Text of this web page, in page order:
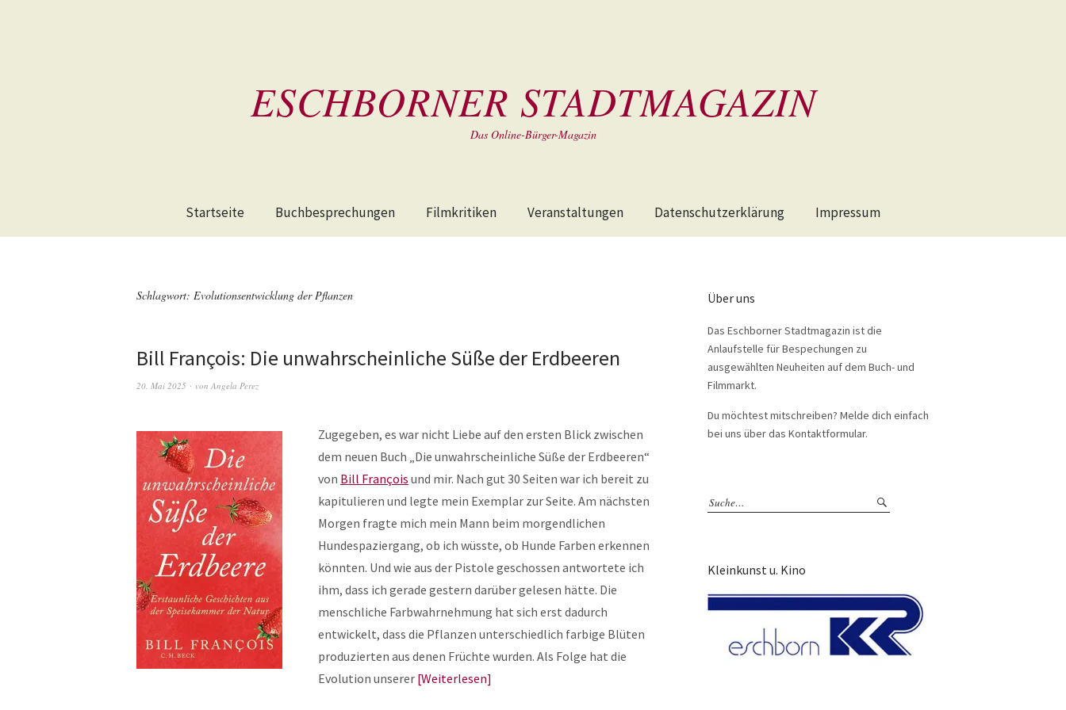
ESCHBORNER STADTMAGAZIN
Das Online-Bürger-Magazin
Startseite Buchbesprechungen Filmkritiken Veranstaltungen Datenschutzerklärung Impressum
Schlagwort: Evolutionsentwicklung der Pflanzen
Bill François: Die unwahrscheinliche Süße der Erdbeeren
20. Mai 2025 von Angela Perez
Zugegeben, es war nicht Liebe auf den ersten Blick zwischen
dem neuen Buch „Die unwahrscheinliche Süße der Erdbeeren“
von Bill François und mir. Nach gut 30 Seiten war ich bereit zu
kapitulieren und legte mein Exemplar zur Seite. Am nächsten
Morgen fragte mich mein Mann beim morgendlichen
Hundespaziergang, ob ich wüsste, ob Hunde Farben erkennen
könnten. Und wie aus der Pistole geschossen antwortete ich
ihm, dass ich gerade gestern darüber gelesen hätte. Die
menschliche Farbwahrnehmung hat sich erst dadurch
entwickelt, dass die Pflanzen unterschiedlich farbige Blüten
produzierten aus denen Früchte wurden. Als Folge hat die
Evolution unserer Weiterlesen
Über uns
Das Eschborner Stadtmagazin ist die
Anlaufstelle für Bespechungen zu
ausgewählten Neuheiten auf dem Buch- und
Filmmarkt.
Du möchtest mitschreiben? Melde dich einfach
bei uns über das Kontaktformular.
Kleinkunst u. Kino